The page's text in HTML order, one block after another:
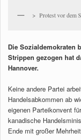
> Protest vor dem
Die Sozialdemokraten
Strippen gezogen hat
Hannover.
Keine andere Partei
Handelsabkommen ab
eigenen Parteikonvent
kanadische
Ende mit großer